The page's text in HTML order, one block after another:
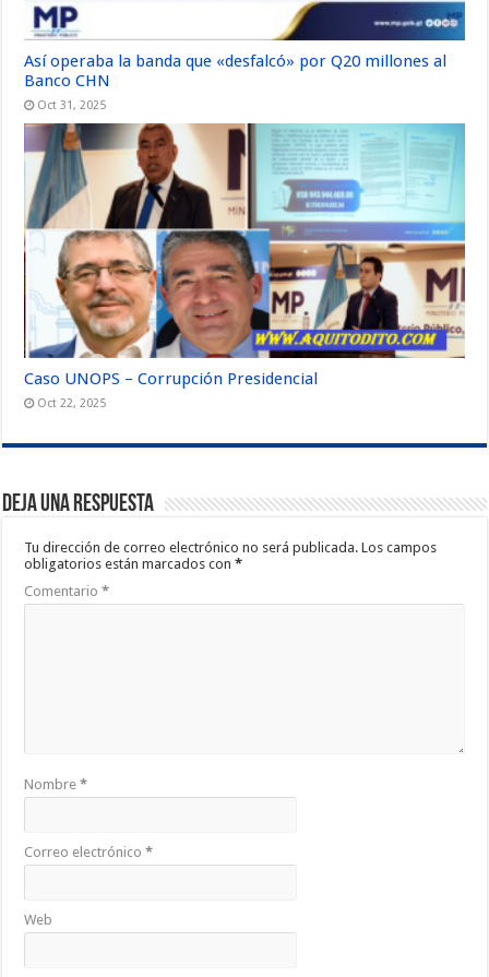
Así operaba la banda que «desfalcó» por Q20 millones al
Banco CHN
Oct 31, 2025
Caso UNOPS – Corrupción Presidencial
Oct 22, 2025
Deja una respuesta
Tu dirección de correo electrónico no será publicada. Los campos
obligatorios están marcados con*
Comentario*
Nombre*
Correo electrónico*
Web